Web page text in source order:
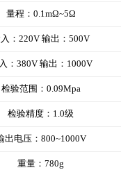
量程：0.1mΩ~5Ω
：220V 输出：500V
：380V 输出：1000V
检验范围：0.09Mpa
检验精度：1.0级
出电压：800~1000V
重量：780g